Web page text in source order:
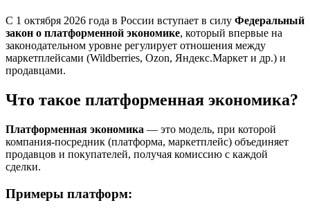
С 1 октября 2026 года в России вступает в силу Федеральный
закон о платформенной экономике, который впервые на
законодательном уровне регулирует отношения между
маркетплейсами (Wildberries, Ozon, Яндекс.Маркет и др.) и
продавцами.
Что такое платформенная экономика?
Платформенная экономика — это модель, при которой
компания-посредник (платформа, маркетплейс) объединяет
продавцов и покупателей, получая комиссию с каждой
сделки.
Примеры платформ: